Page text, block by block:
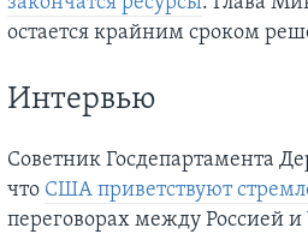
остается крайним сроком
Интервью
Советник Госдепартамента
что США приветствуют
переговорах между Россией